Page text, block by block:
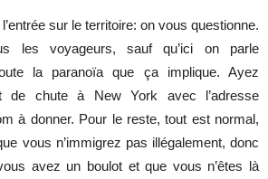
l’entrée sur le territoire: on vous questionne.
les voyageurs, sauf qu’ici on parle
la paranoïa que ça implique. Ayez
de chute à New York avec l’adresse
à donner. Pour le reste, tout est normal,
vous n’immigrez pas illégalement, donc
avez un boulot et que vous n’êtes là